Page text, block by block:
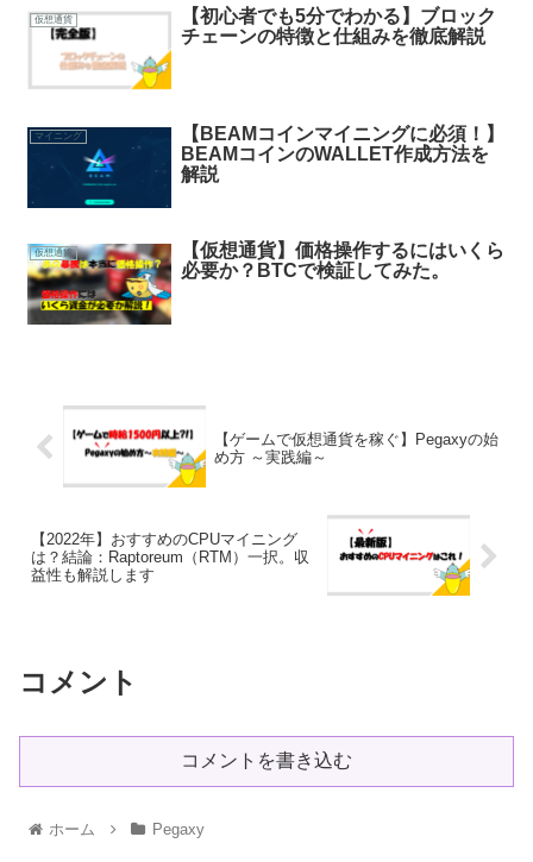
仮想通貨
【初心者でも5分でわかる】ブロック
チェーンの特徴と仕組みを徹底解説
マイニング
【BEAMコインマイニングに必須！】
BEAMコインのWALLET作成方法を
解説
仮想通貨
【仮想通貨】価格操作するにはいくら
必要か？BTCで検証してみた。
【ゲームで仮想通貨を稼ぐ】Pegaxyの始
め方 ～実践編～
【2022年】おすすめのCPUマイニング
は？結論：Raptoreum（RTM）一択。収
益性も解説します
コメント
コメントを書き込む
ホーム Pegaxy